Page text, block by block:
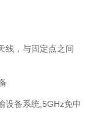
线，与固定点之间
设备系统,5GHz免申